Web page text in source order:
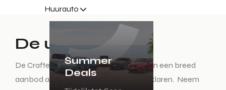
Huurauto
Summer
Deals
De uitvoeringen
De Crafter biedt binnen de vier varianten een breed
aanbod aan uitvoeringen om je klus te klaren. Neem